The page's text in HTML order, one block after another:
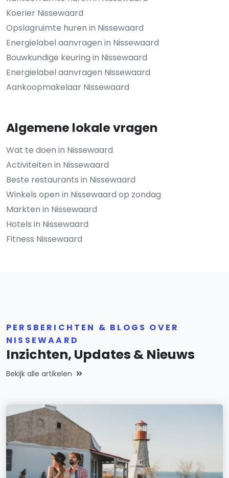
Koerier Nissewaard
Opslagruimte huren in Nissewaard
Energielabel aanvragen in Nissewaard
Bouwkundige keuring in Nissewaard
Energielabel aanvragen Nissewaard
Aankoopmakelaar Nissewaard
Algemene lokale vragen
Wat te doen in Nissewaard
Activiteiten in Nissewaard
Beste restaurants in Nissewaard
Winkels open in Nissewaard op zondag
Markten in Nissewaard
Hotels in Nissewaard
Fitness Nissewaard
PERSBERICHTEN & BLOGS OVER
NISSEWAARD
Inzichten, Updates & Nieuws
Bekijk alle artikelen